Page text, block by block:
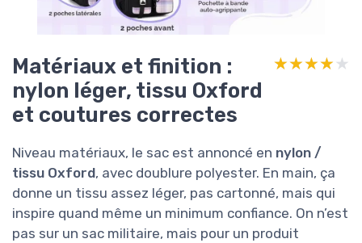
Matériaux et finition :
nylon léger, tissu Oxford
et coutures correctes
★★★★★
★★★★★
Niveau matériaux, le sac est annoncé en nylon /
tissu Oxford, avec doublure polyester. En main, ça
donne un tissu assez léger, pas cartonné, mais qui
inspire quand même un minimum confiance. On n’est
pas sur un sac militaire, mais pour un produit